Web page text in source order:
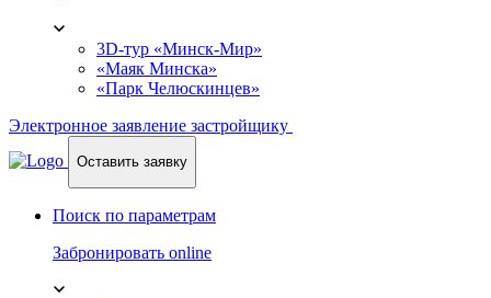
3D-тур «Минск-Мир»
«Маяк Минска»
«Парк Челюскинцев»
Электронное заявление застройщику
Оставить заявку
Поиск по параметрам
Забронировать online